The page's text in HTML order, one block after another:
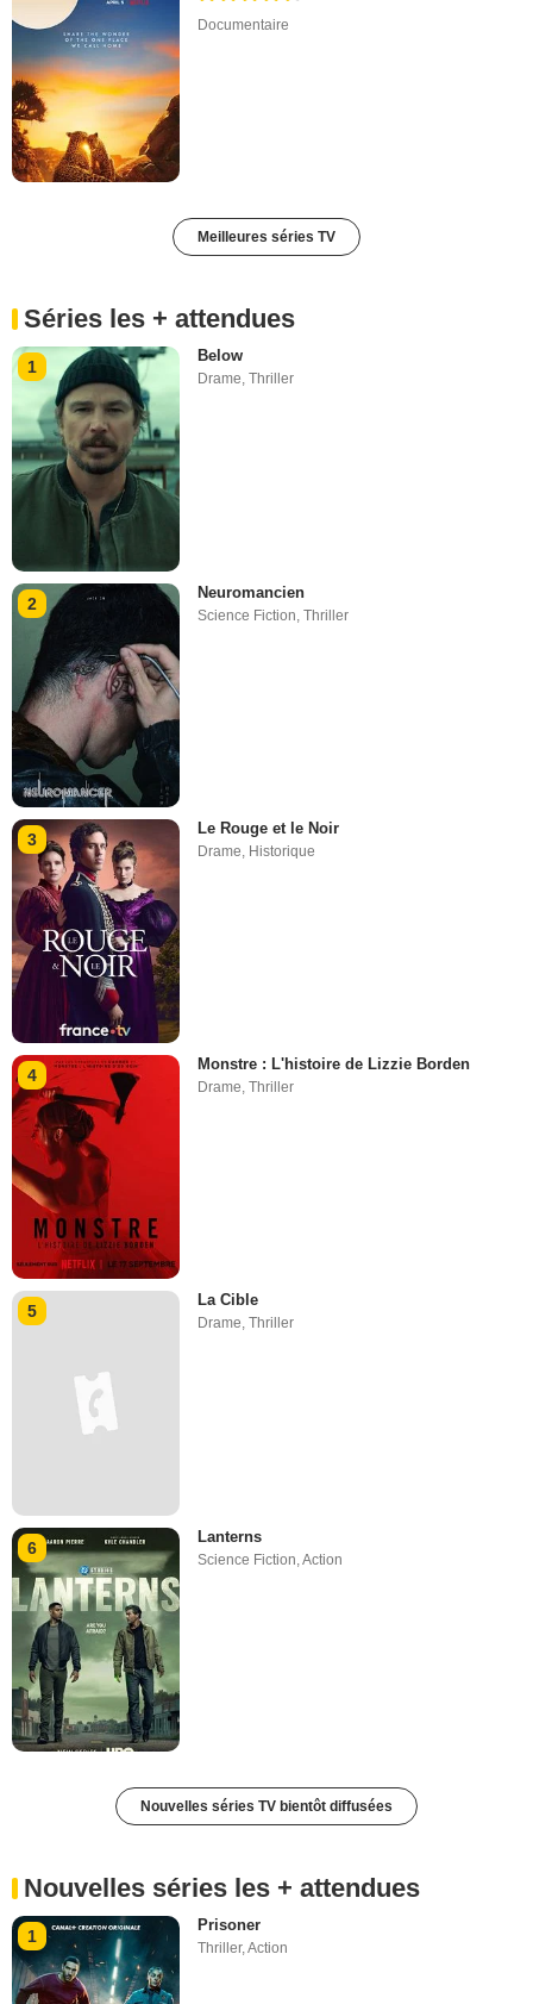
Documentaire
Meilleures séries TV
Séries les + attendues
1
Below
Drame,Thriller
2
Neuromancien
Science Fiction ,Thriller
3
Le Rouge et le Noir
Drame, Historique
4
Monstre : L'histoire de Lizzie Borden
Drame,Thriller
5
La Cible
Drame,Thriller
6
Lanterns
Science Fiction ,Action
Nouvelles séries TV bientôt diffusées
Nouvelles séries les + attendues
1
Prisoner
Thriller,Action